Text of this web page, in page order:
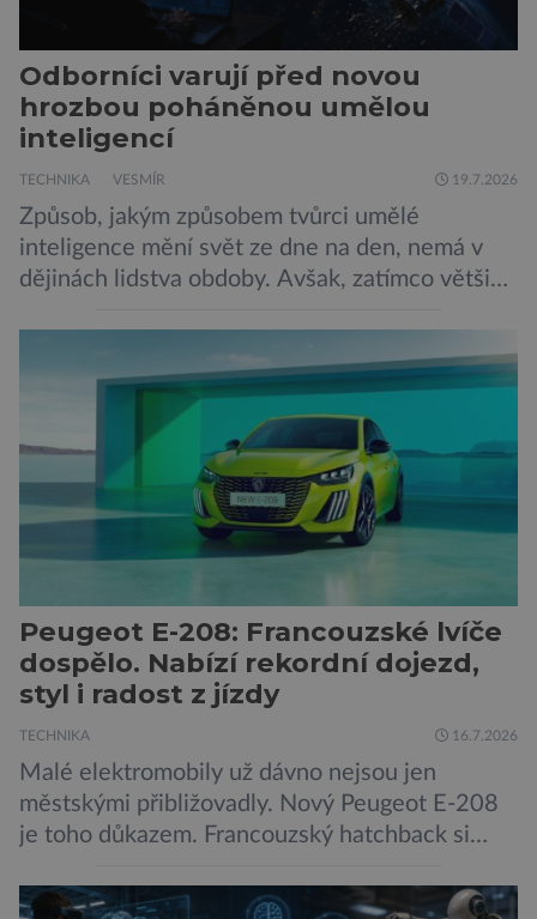
Odborníci varují před novou
hrozbou poháněnou umělou
inteligencí
TECHNIKA VESMÍR 19.7.2026
Způsob, jakým způsobem tvůrci umělé
inteligence mění svět ze dne na den, nemá v
dějinách lidstva obdoby. Avšak, zatímco většina
bezpečnostní experti upozorňují na mnohem
méně nápadné riziko. Podle některých
odborníků by už během příštích dvou let mohly
pokročilé systémy AI výrazně usnadnit
kybernetické útoky […]
Peugeot E-208: Francouzské lvíče
dospělo. Nabízí rekordní dojezd,
styl i radost z jízdy
TECHNIKA 16.7.2026
Malé elektromobily už dávno nejsou jen
městskými přibližovadly. Nový Peugeot E-208
je toho důkazem. Francouzský hatchback si
dojezd a modernější technologie, ale hlavně